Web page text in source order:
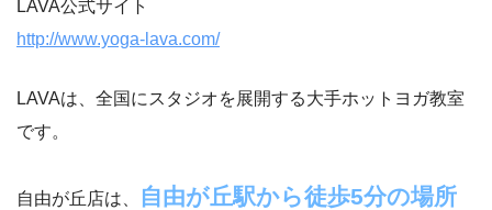
LAVA公式サイト
http://www.yoga-lava.com/
LAVAは、全国にスタジオを展開する大手ホットヨガ教室
です。
自由が丘店は、
自由が丘駅から徒歩5分の場所